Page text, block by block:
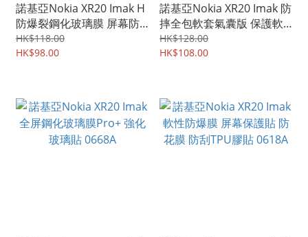
諾基亞Nokia XR20 Imak H
防爆裂鋼化玻璃膜 屏幕防
爆保護貼 0985A
HK$118.00
HK$98.00
諾基亞Nokia XR20 Imak 防
摔全包軟套氣囊版 保護軟
套 手機軟殼Case 0882A
HK$128.00
HK$108.00